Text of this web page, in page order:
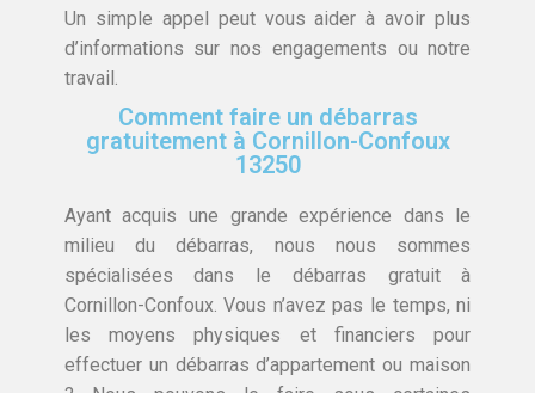
Un simple appel peut vous aider à avoir plus
d’informations sur nos engagements ou notre
travail.
Comment faire un débarras
gratuitement à Cornillon-Confoux
13250
Ayant acquis une grande expérience dans le
milieu du débarras, nous nous sommes
spécialisées dans le débarras gratuit à
Cornillon-Confoux. Vous n’avez pas le temps, ni
les moyens physiques et financiers pour
effectuer un débarras d’appartement ou maison